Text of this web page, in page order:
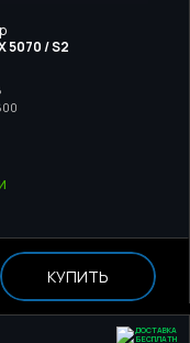
5070 / S2
КУПИТЬ